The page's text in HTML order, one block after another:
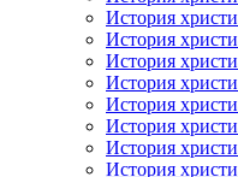
История
История
История
История
История
История
История
История